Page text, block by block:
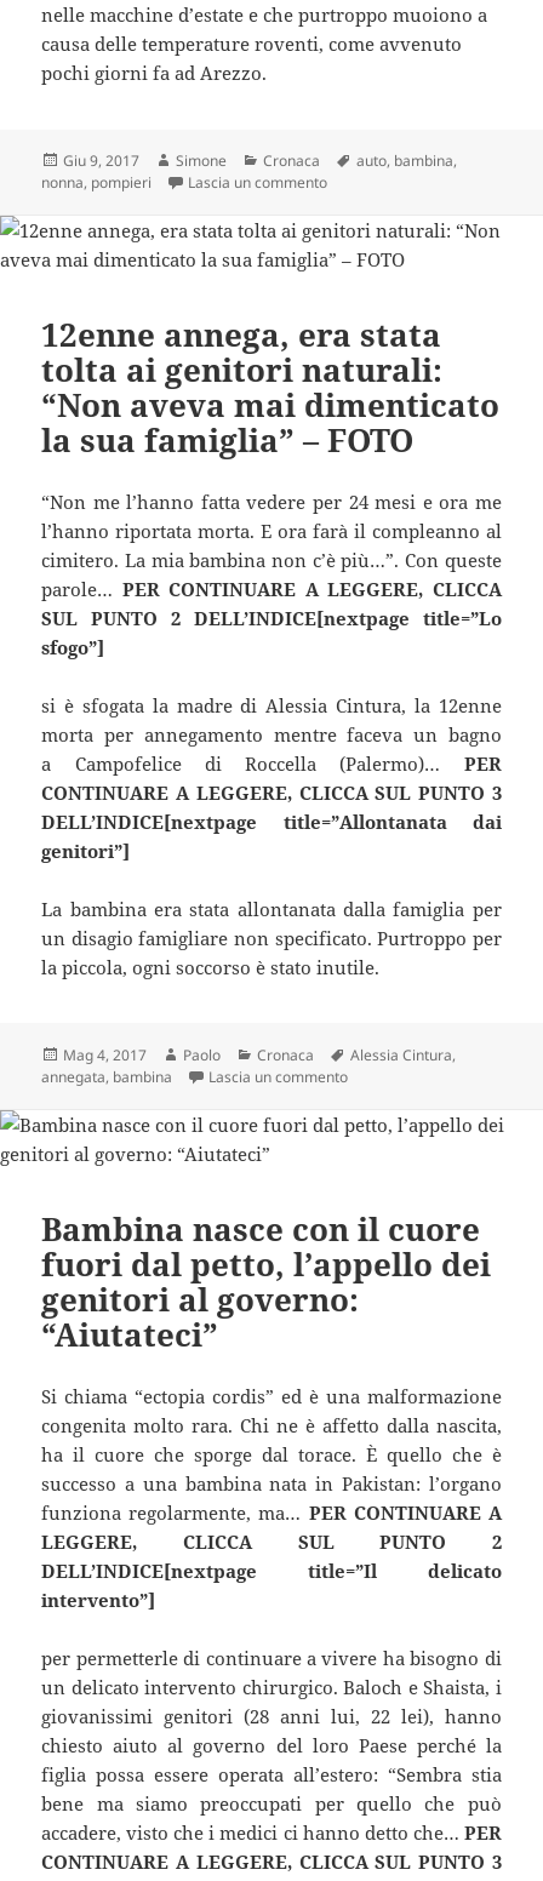
nelle macchine d’estate e che purtroppo muoiono a
causa delle temperature roventi, come avvenuto
pochi giorni fa ad Arezzo.
Scritto
il
Giu 9, 2017 Autore
Simone Categorie
Cronaca Tag
auto, bambina,
nonna, pompieri Lascia un commentosu Panico in centro città,
12enne annega, era stata
tolta ai genitori naturali:
“Non aveva mai dimenticato
la sua famiglia” – FOTO
“Non me l’hanno fatta vedere per 24 mesi e ora me
l’hanno riportata morta. E ora farà il compleanno al
cimitero. La mia bambina non c’è più…”. Con queste
parole… PER CONTINUARE A LEGGERE, CLICCA
SUL PUNTO 2 DELL’INDICE[nextpage title=”Lo
sfogo”]
si è sfogata la madre di Alessia Cintura, la 12enne
morta per annegamento mentre faceva un bagno
a Campofelice di Roccella (Palermo)… PER
CONTINUARE A LEGGERE, CLICCA SUL PUNTO 3
DELL’INDICE[nextpage title=”Allontanata dai
genitori”]
La bambina era stata allontanata dalla famiglia per
un disagio famigliare non specificato. Purtroppo per
la piccola, ogni soccorso è stato inutile.
Scritto
il
Mag 4, 2017 Autore
Paolo Categorie
Cronaca Tag
Alessia Cintura,
annegata, bambina Lascia un commentosu 12enne annega, era
Bambina nasce con il cuore
fuori dal petto, l’appello dei
genitori al governo:
“Aiutateci”
Si chiama “ectopia cordis” ed è una malformazione
congenita molto rara. Chi ne è affetto dalla nascita,
ha il cuore che sporge dal torace. È quello che è
successo a una bambina nata in Pakistan: l’organo
funziona regolarmente, ma… PER CONTINUARE A
LEGGERE, CLICCA SUL PUNTO 2
DELL’INDICE[nextpage title=”Il delicato
intervento”]
per permetterle di continuare a vivere ha bisogno di
un delicato intervento chirurgico. Baloch e Shaista, i
giovanissimi genitori (28 anni lui, 22 lei), hanno
chiesto aiuto al governo del loro Paese perché la
figlia possa essere operata all’estero: “Sembra stia
bene ma siamo preoccupati per quello che può
accadere, visto che i medici ci hanno detto che… PER
CONTINUARE A LEGGERE, CLICCA SUL PUNTO 3